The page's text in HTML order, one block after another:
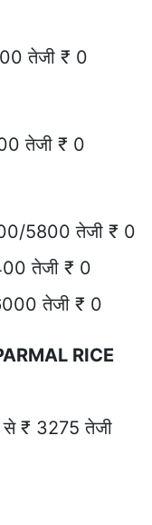
तेजी ₹ 0
तेजी ₹ 0
5800 तेजी ₹ 0
तेजी ₹ 0
तेजी ₹ 0
RICE
से ₹ 3275 तेजी